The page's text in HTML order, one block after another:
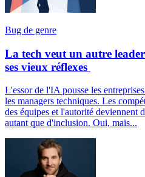
Bug de genre
La tech veut un autre
ses vieux réflexes
L'essor de l'IA pousse les
les managers techniques. Les
des équipes et l'autorité deviennent
autant que d'inclusion. Oui, mais...